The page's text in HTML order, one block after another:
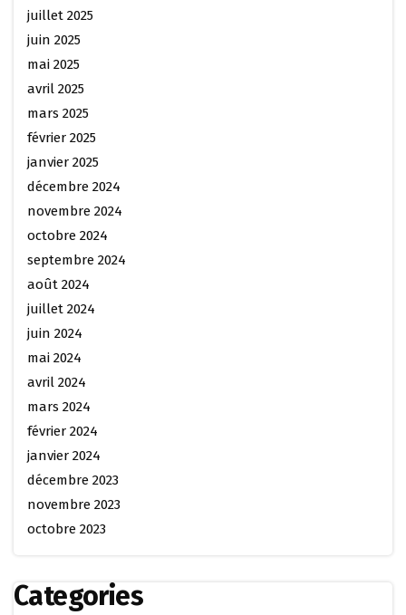
juillet 2025
juin 2025
mai 2025
avril 2025
mars 2025
février 2025
janvier 2025
décembre 2024
novembre 2024
octobre 2024
septembre 2024
août 2024
juillet 2024
juin 2024
mai 2024
avril 2024
mars 2024
février 2024
janvier 2024
décembre 2023
novembre 2023
octobre 2023
Categories